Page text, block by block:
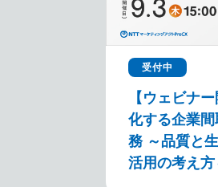
受付中
【ウェビナ
化する企業
務 ～品質と
活用の考え方